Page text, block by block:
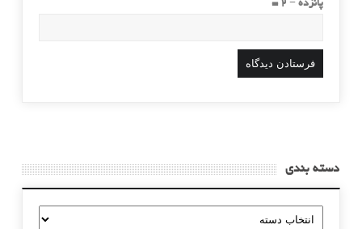
پانزده − 2 =
دسته بندی
دسته